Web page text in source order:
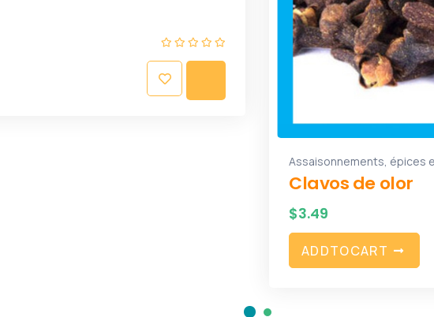
Assaisonnements, épices
Clavos de olor
$3.49
ADDTOCART